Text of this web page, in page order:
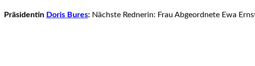
Präsidentin Doris Bures: Nächste Rednerin: Frau Abgeordnete Ewa